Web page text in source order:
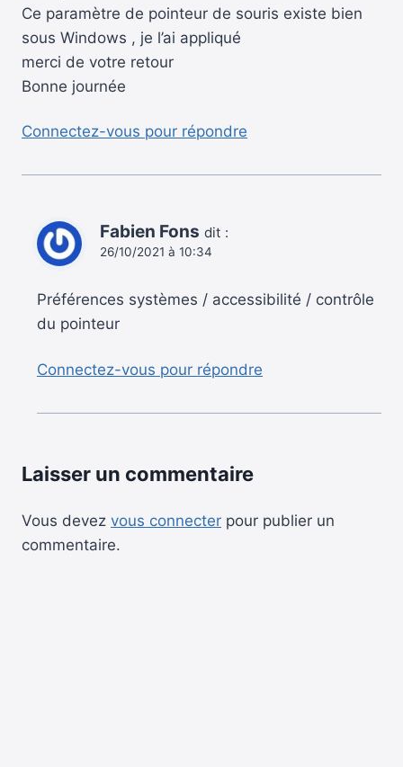
Ce paramètre de pointeur de souris existe bien
sous Windows , je l’ai appliqué
merci de votre retour
Bonne journée
Connectez-vous pour répondre
Fabien Fons dit :
26/10/2021 à 10:34
Préférences systèmes / accessibilité / contrôle
du pointeur
Connectez-vous pour répondre
Laisser un commentaire
Vous devez vous connecter pour publier un
commentaire.